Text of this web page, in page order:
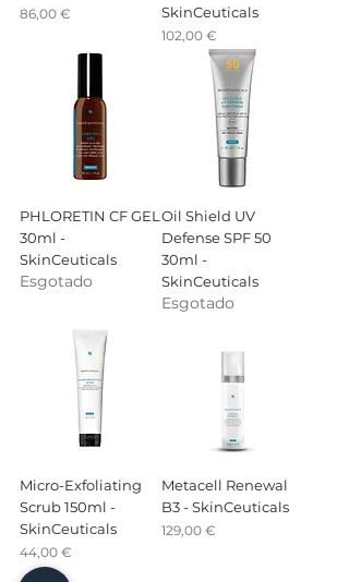
Preço
86,00 €
SkinCeuticals
Preço
102,00 €
PHLORETIN CF GEL
30ml -
SkinCeuticals
Esgotado
Oil Shield UV
Defense SPF 50
30ml -
SkinCeuticals
Esgotado
Micro-Exfoliating
Scrub 150ml -
SkinCeuticals
Preço
44,00 €
Metacell Renewal
B3 - SkinCeuticals
Preço
129,00 €